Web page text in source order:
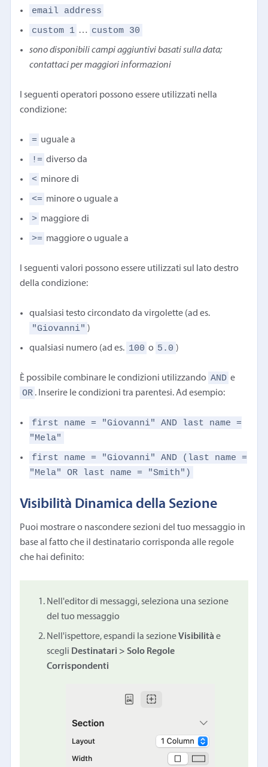
email address
custom 1 … custom 30
sono disponibili campi aggiuntivi basati sulla data;
contattaci per maggiori informazioni
I seguenti operatori possono essere utilizzati nella
condizione:
= uguale a
!= diverso da
< minore di
<= minore o uguale a
> maggiore di
>= maggiore o uguale a
I seguenti valori possono essere utilizzati sul lato destro
della condizione:
qualsiasi testo circondato da virgolette (ad es.
"Giovanni" )
qualsiasi numero (ad es. 100 o 5.0 )
È possibile combinare le condizioni utilizzando AND e
OR . Inserire le condizioni tra parentesi. Ad esempio:
first name = "Giovanni" AND last name =
"Mela"
first name = "Giovanni" AND (last name =
"Mela" OR last name = "Smith")
Visibilità Dinamica della Sezione
Puoi mostrare o nascondere sezioni del tuo messaggio in
base al fatto che il destinatario corrisponda alle regole
che hai definito:
Nell'editor di messaggi, seleziona una sezione
del tuo messaggio
Nell'ispettore, espandi la sezioneVisibilitàe
scegli Destinatari > Solo Regole
Corrispondenti